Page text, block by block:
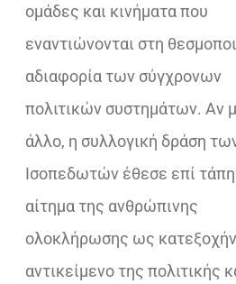
ομάδες και κινήματα που
εναντιώνονται στη
αδιαφορία των σύγχρονων
πολιτικών συστημάτων. Αν
άλλο, η συλλογική δράση
Ισοπεδωτών έθεσε επί
αίτημα της ανθρώπινης
ολοκλήρωσης ως κατεξοχήν
αντικείμενο της πολιτικής